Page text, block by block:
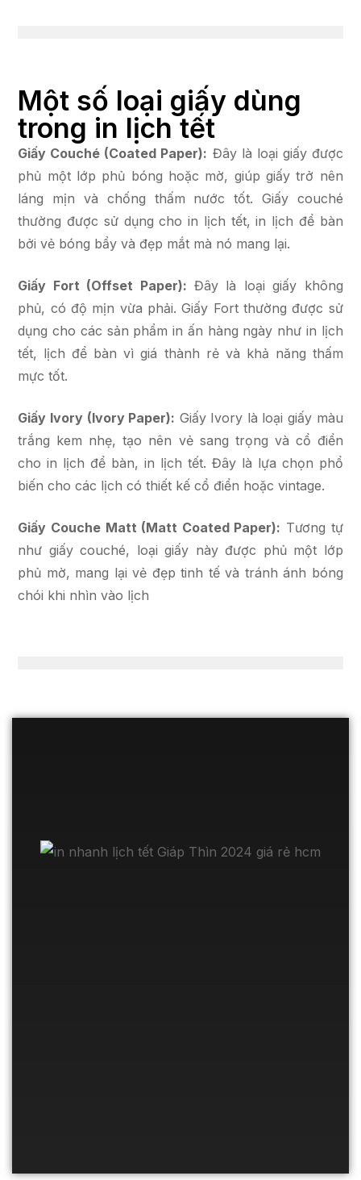
Một số loại giấy dùng
trong in lịch tết
Giấy Couché (Coated Paper): Đây là loại giấy được
phủ một lớp phủ bóng hoặc mờ, giúp giấy trở nên
láng mịn và chống thấm nước tốt. Giấy couché
thường được sử dụng cho in lịch tết, in lịch để bàn
bởi vẻ bóng bẩy và đẹp mắt mà nó mang lại.
Giấy Fort (Offset Paper): Đây là loại giấy không
phủ, có độ mịn vừa phải. Giấy Fort thường được sử
dụng cho các sản phẩm in ấn hàng ngày như in lịch
tết, lịch để bàn vì giá thành rẻ và khả năng thấm
mực tốt.
Giấy Ivory (Ivory Paper): Giấy Ivory là loại giấy màu
trắng kem nhẹ, tạo nên vẻ sang trọng và cổ điển
cho in lịch để bàn, in lịch tết. Đây là lựa chọn phổ
biến cho các lịch có thiết kế cổ điển hoặc vintage.
Giấy Couche Matt (Matt Coated Paper): Tương tự
như giấy couché, loại giấy này được phủ một lớp
phủ mờ, mang lại vẻ đẹp tinh tế và tránh ánh bóng
chói khi nhìn vào lịch